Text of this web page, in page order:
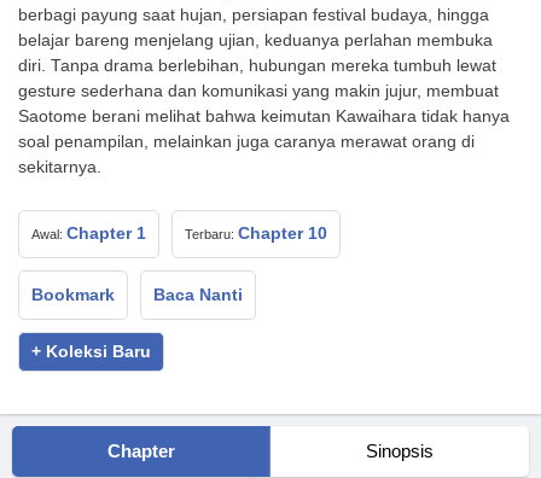
berbagi payung saat hujan, persiapan festival budaya, hingga
belajar bareng menjelang ujian, keduanya perlahan membuka
diri. Tanpa drama berlebihan, hubungan mereka tumbuh lewat
gesture sederhana dan komunikasi yang makin jujur, membuat
Saotome berani melihat bahwa keimutan Kawaihara tidak hanya
soal penampilan, melainkan juga caranya merawat orang di
sekitarnya.
Awal: Chapter 1 Terbaru: Chapter 10
Bookmark Baca Nanti
+ Koleksi Baru
Chapter Sinopsis